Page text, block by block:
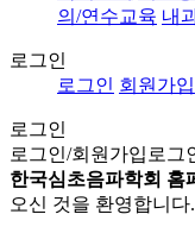
의/연수교육 내
로그인
로그인 회원가입
로그인
로그인/회원가입 로그
한국심초음파학회 홈
오신 것을 환영합니다.